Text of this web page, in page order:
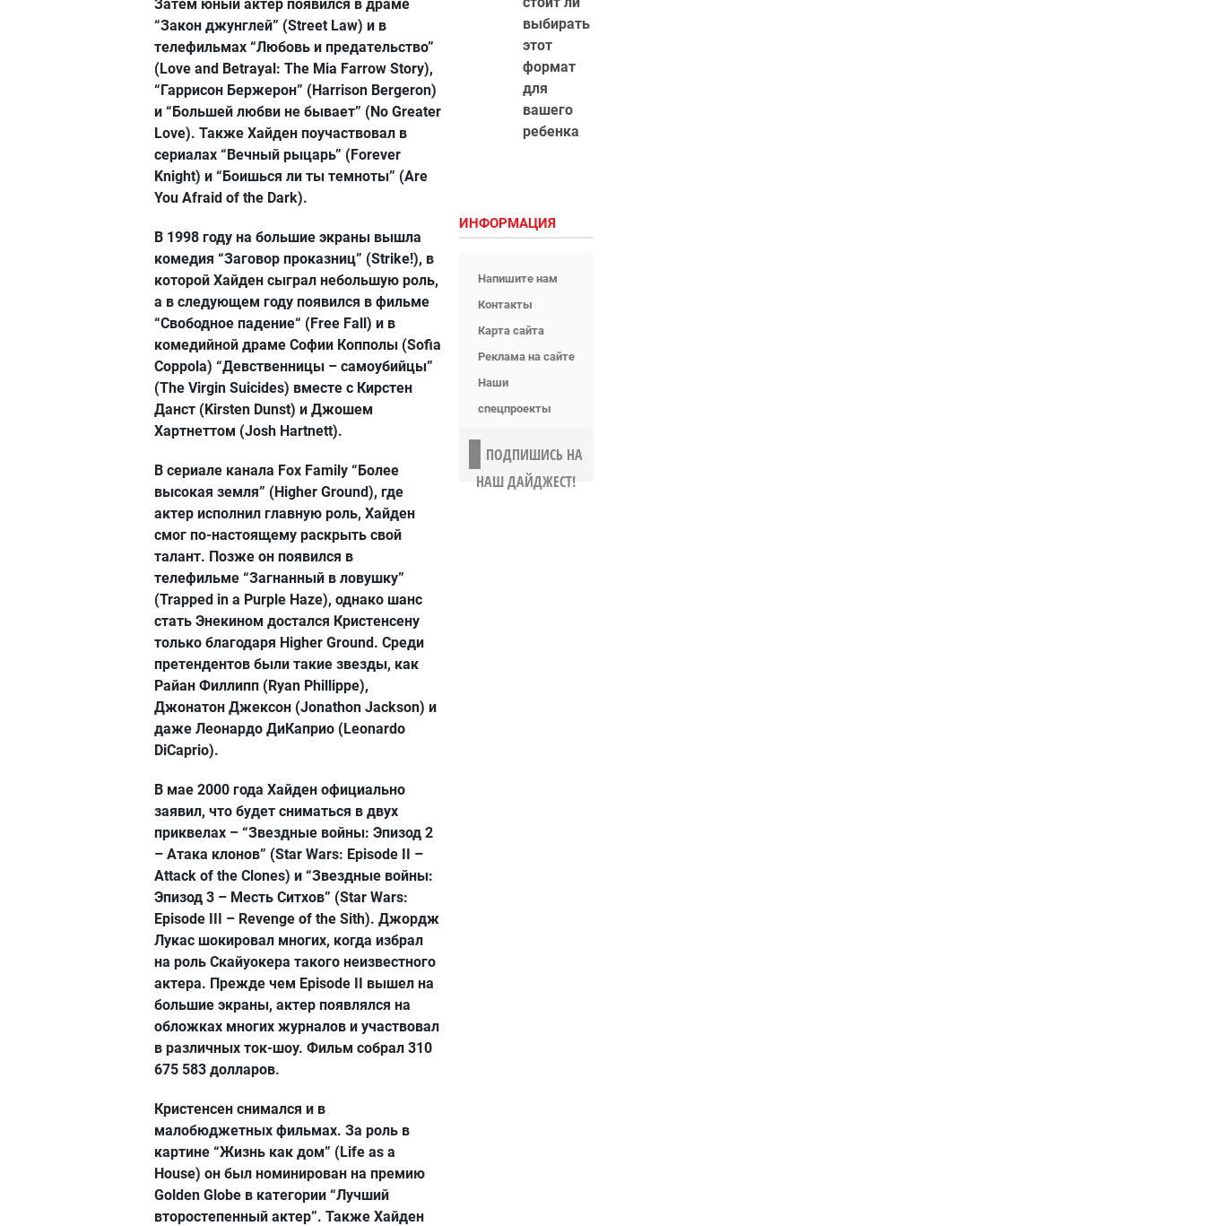
Затем юный актер появился в драме
“Закон джунглей” (Street Law) и в
телефильмах “Любовь и предательство”
(Love and Betrayal: The Mia Farrow Story),
“Гаррисон Бержерон” (Harrison Bergeron)
и “Большей любви не бывает” (No Greater
Love). Также Хайден поучаствовал в
сериалах “Вечный рыцарь” (Forever
Knight) и “Боишься ли ты темноты” (Are
You Afraid of the Dark).
В 1998 году на большие экраны вышла
комедия “Заговор проказниц” (Strike!), в
которой Хайден сыграл небольшую роль,
а в следующем году появился в фильме
“Свободное падение“ (Free Fall) и в
комедийной драме Софии Копполы (Sofia
Coppola) “Девственницы – самоубийцы”
(The Virgin Suicides) вместе с Кирстен
Данст (Kirsten Dunst) и Джошем
Хартнеттом (Josh Hartnett).
В сериале канала Fox Family “Более
высокая земля” (Higher Ground), где
актер исполнил главную роль, Хайден
смог по-настоящему раскрыть свой
талант. Позже он появился в
телефильме “Загнанный в ловушку”
(Trapped in a Purple Haze), однако шанс
стать Энекином достался Кристенсену
только благодаря Higher Ground. Среди
претендентов были такие звезды, как
Райан Филлипп (Ryan Phillippe),
Джонатон Джексон (Jonathon Jackson) и
даже Леонардо ДиКаприо (Leonardo
DiCaprio).
В мае 2000 года Хайден официально
заявил, что будет сниматься в двух
приквелах – “Звездные войны: Эпизод 2
– Атака клонов” (Star Wars: Episode II –
Attack of the Clones) и “Звездные войны:
Эпизод 3 – Месть Ситхов” (Star Wars:
Episode III – Revenge of the Sith). Джордж
Лукас шокировал многих, когда избрал
на роль Скайуокера такого неизвестного
актера. Прежде чем Episode II вышел на
большие экраны, актер появлялся на
обложках многих журналов и участвовал
в различных ток-шоу. Фильм собрал 310
675 583 долларов.
Кристенсен снимался и в
малобюджетных фильмах. За роль в
картине “Жизнь как дом” (Life as a
House) он был номинирован на премию
Golden Globe в категории “Лучший
второстепенный актер”. Также Хайден
выбирать
этот
формат
для
вашего
ребенка
ИНФОРМАЦИЯ
Напишите нам
Контакты
Карта сайта
Реклама на сайте
Наши
спецпроекты
ПОДПИШИСЬ НА
НАШ ДАЙДЖЕСТ!